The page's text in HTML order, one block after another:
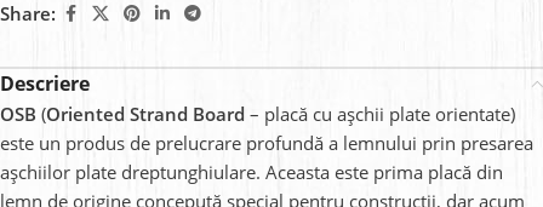
Share:
Descriere
OSB (Oriented Strand Board – placă cu așchii plate orientate)
este un produs de prelucrare profundă a lemnului prin presarea
așchiilor plate dreptunghiulare. Aceasta este prima placă din
lemn de origine concepută special pentru construcții, dar acum